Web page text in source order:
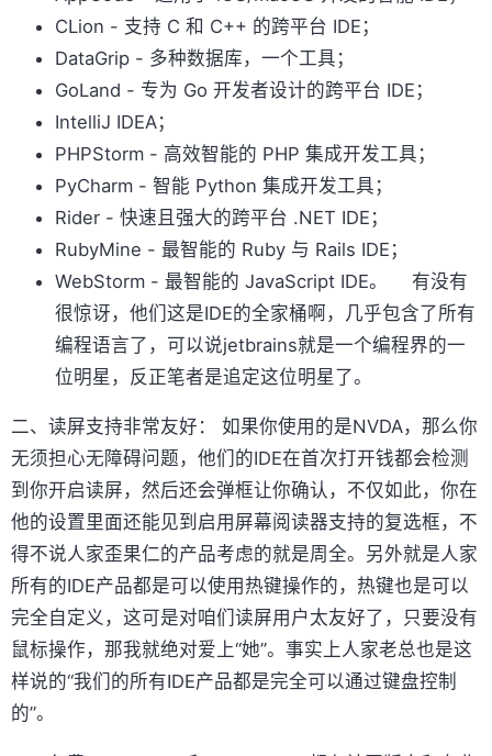
CLion - 支持 C 和 C++ 的跨平台 IDE；
DataGrip - 多种数据库，一个工具；
GoLand - 专为 Go 开发者设计的跨平台 IDE；
IntelliJ IDEA；
PHPStorm - 高效智能的 PHP 集成开发工具；
PyCharm - 智能 Python 集成开发工具；
Rider - 快速且强大的跨平台 .NET IDE；
RubyMine - 最智能的 Ruby 与 Rails IDE；
WebStorm - 最智能的 JavaScript IDE。 有没有
很惊讶，他们这是IDE的全家桶啊，几乎包含了所有
编程语言了，可以说jetbrains就是一个编程界的一
位明星，反正笔者是追定这位明星了。
二、读屏支持非常友好： 如果你使用的是NVDA，那么你
无须担心无障碍问题，他们的IDE在首次打开钱都会检测
到你开启读屏，然后还会弹框让你确认，不仅如此，你在
他的设置里面还能见到启用屏幕阅读器支持的复选框，不
得不说人家歪果仁的产品考虑的就是周全。另外就是人家
所有的IDE产品都是可以使用热键操作的，热键也是可以
完全自定义，这可是对咱们读屏用户太友好了，只要没有
鼠标操作，那我就绝对爱上“她”。事实上人家老总也是这
样说的“我们的所有IDE产品都是完全可以通过键盘控制
的”。